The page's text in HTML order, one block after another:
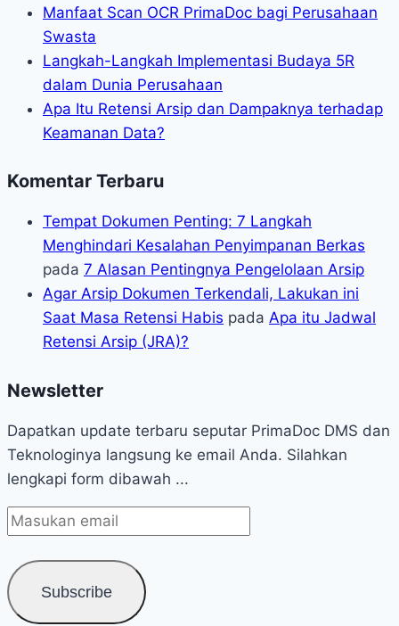
Manfaat Scan OCR PrimaDoc bagi Perusahaan
Swasta
Langkah-Langkah Implementasi Budaya 5R
dalam Dunia Perusahaan
Apa Itu Retensi Arsip dan Dampaknya terhadap
Keamanan Data?
Komentar Terbaru
Tempat Dokumen Penting: 7 Langkah
Menghindari Kesalahan Penyimpanan Berkas
pada 7 Alasan Pentingnya Pengelolaan Arsip
Agar Arsip Dokumen Terkendali, Lakukan ini
Saat Masa Retensi Habis pada Apa itu Jadwal
Retensi Arsip (JRA)?
Newsletter
Dapatkan update terbaru seputar PrimaDoc DMS dan
Teknologinya langsung ke email Anda. Silahkan
lengkapi form dibawah ...